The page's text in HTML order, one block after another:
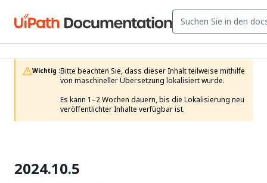
Wichtig :Bitte beachten Sie, dass dieser Inhalt teilweise mithilfe
von maschineller Übersetzung lokalisiert wurde.
Es kann 1–2 Wochen dauern, bis die Lokalisierung neu
veröffentlichter Inhalte verfügbar ist.
2024.10.5